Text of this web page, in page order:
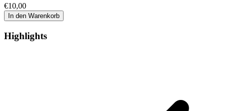
€10,00
In den Warenkorb
Highlights